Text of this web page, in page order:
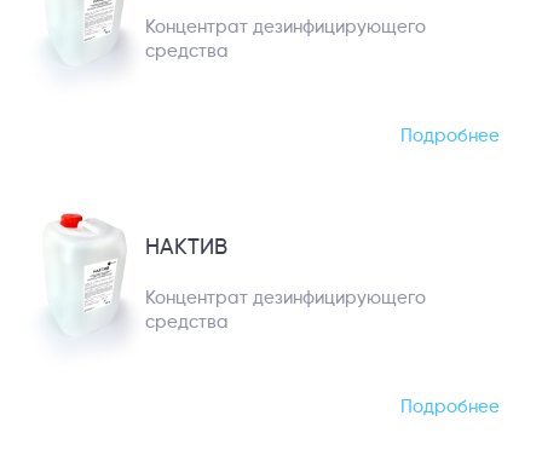
Концентрат дезинфицирующего
средства
Подробнее
НАКТИВ
Концентрат дезинфицирующего
средства
Подробнее